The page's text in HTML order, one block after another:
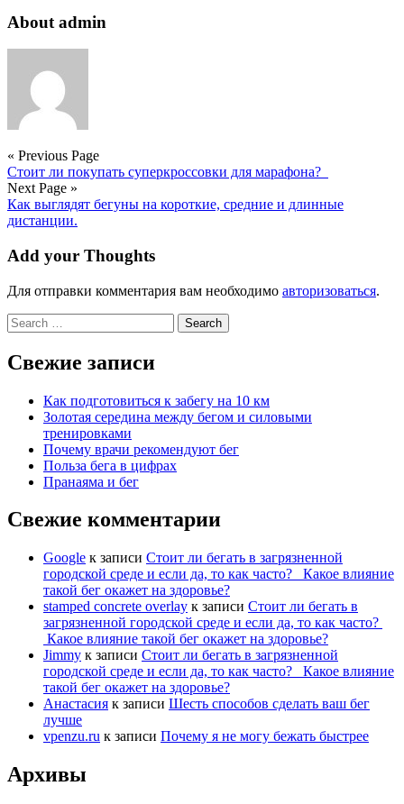
About admin
« Previous Page
Стоит ли покупать суперкроссовки для марафона?
Next Page »
Как выглядят бегуны на короткие, средние и длинные
дистанции.
Add your Thoughts
Для отправки комментария вам необходимо авторизоваться.
Search
for:
Свежие записи
Как подготовиться к забегу на 10 км
Золотая середина между бегом и силовыми
тренировками
Почему врачи рекомендуют бег
Польза бега в цифрах
Пранаяма и бег
Свежие комментарии
Google к записи Стоит ли бегать в загрязненной
городской среде и если да, то как часто? Какое влияние
такой бег окажет на здоровье?
stamped concrete overlay к записи Стоит ли бегать в
загрязненной городской среде и если да, то как часто?
Какое влияние такой бег окажет на здоровье?
Jimmy к записи Стоит ли бегать в загрязненной
городской среде и если да, то как часто? Какое влияние
такой бег окажет на здоровье?
Анастасия к записи Шесть способов сделать ваш бег
лучше
vpenzu.ru к записи Почему я не могу бежать быстрее
Архивы